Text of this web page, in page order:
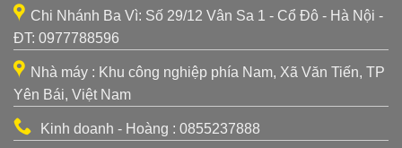
Chi Nhánh Ba Vì: Số 29/12 Vân Sa 1 - Cổ Đô - Hà Nội -
ĐT: 0977788596
Nhà máy : Khu công nghiệp phía Nam, Xã Văn Tiến, TP
Yên Bái, Việt Nam
Kinh doanh - Hoàng : 0855237888